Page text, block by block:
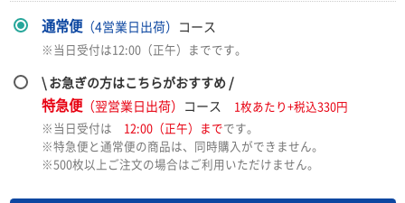
通常便（4営業日出荷） コース
※当日受付は12:00（正午）までです。
\ お急ぎの方はこちらがおすすめ /
特急便（翌営業日出荷） コース
1枚あたり+税込330円
※当日受付は 12:00（正午）までです。
※特急便と通常便の商品は、同時購入ができません。
※500枚以上ご注文の場合はご利用いただけません。